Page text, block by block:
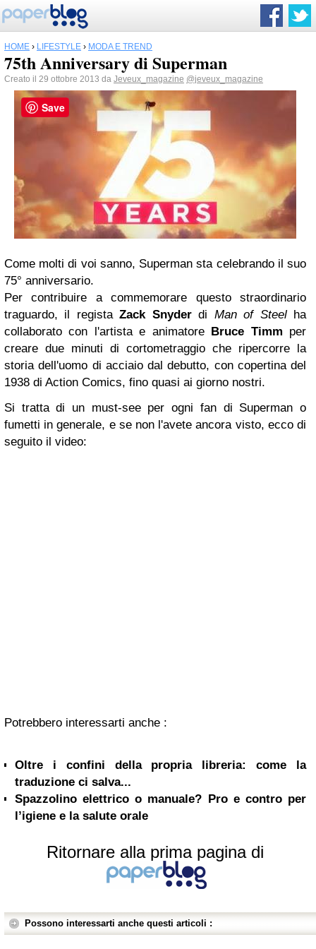
HOME › LIFESTYLE › MODA E TREND
75th Anniversary di Superman
Creato il 29 ottobre 2013 da Jeveux_magazine @jeveux_magazine
Come molti di voi sanno, Superman sta celebrando il suo
75° anniversario.
Per contribuire a commemorare questo straordinario
traguardo, il registaZack Snyderdi Man of Steelha
collaborato con l'artista e animatore Bruce Timm per
creare due minuti di cortometraggio che ripercorre la
storia dell'uomo di acciaio dal debutto, con copertina del
1938 di Action Comics, fino quasi ai giorno nostri.
Si tratta di un must-see per ogni fan di Superman o
fumetti in generale, e se non l'avete ancora visto, ecco di
seguito il video:
Potrebbero interessarti anche :
Oltre i confini della propria libreria: come la
traduzione ci salva...
Spazzolino elettrico o manuale? Pro e contro per
l’igiene e la salute orale
Ritornare alla prima pagina di
Possono interessarti anche questi articoli :
Save